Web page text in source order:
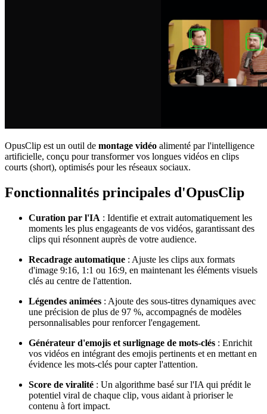
OpusClip est un outil de montage vidéo alimenté par l'intelligence
artificielle, conçu pour transformer vos longues vidéos en clips
courts (short), optimisés pour les réseaux sociaux.
Fonctionnalités principales d'OpusClip
Curation par l'IA : Identifie et extrait automatiquement les
moments les plus engageants de vos vidéos, garantissant des
clips qui résonnent auprès de votre audience.
Recadrage automatique : Ajuste les clips aux formats
d'image 9:16, 1:1 ou 16:9, en maintenant les éléments visuels
clés au centre de l'attention.
Légendes animées : Ajoute des sous-titres dynamiques avec
une précision de plus de 97 %, accompagnés de modèles
personnalisables pour renforcer l'engagement.
Générateur d'emojis et surlignage de mots-clés : Enrichit
vos vidéos en intégrant des emojis pertinents et en mettant en
évidence les mots-clés pour capter l'attention.
Score de viralité : Un algorithme basé sur l'IA qui prédit le
potentiel viral de chaque clip, vous aidant à prioriser le
contenu à fort impact.